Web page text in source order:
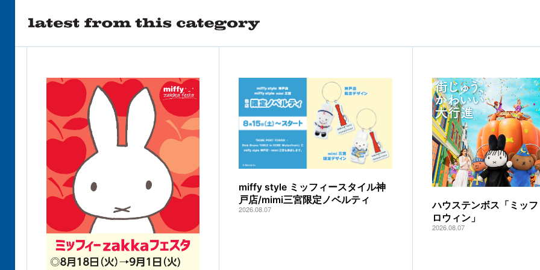
miffy style ミッフィースタイル神
戸店/mimi三宮限定ノベルティ
2026.08.07
ハウステンボス「ミッ
ロウィン」
2026.08.07